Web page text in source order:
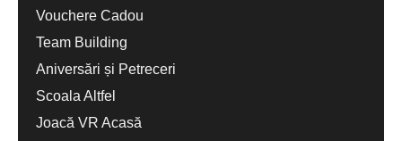
Vouchere Cadou
Team Building
Aniversări și Petreceri
Scoala Altfel
Joacă VR Acasă